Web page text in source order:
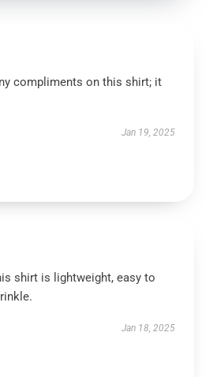
compliments on this shirt; it
Jan 19, 2025
shirt is lightweight, easy to
Jan 18, 2025